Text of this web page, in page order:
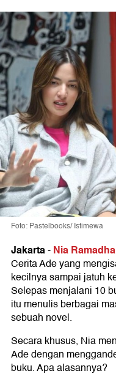
Foto: Pastelbooks/ Istimewa
Jakarta-Nia
Cerita Ade yang
kecilnya sampai jatuh
Selepas menjalani 10
itu menulis berbagai
sebuah novel.
Secara khusus, Nia
Ade dengan
buku. Apa alasannya?